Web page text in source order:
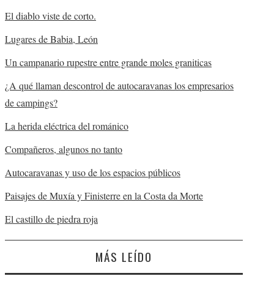
El diablo viste de corto.
Lugares de Babia, León
Un campanario rupestre entre grande moles graniticas
¿A qué llaman descontrol de autocaravanas los empresarios
de campings?
La herida eléctrica del románico
Compañeros, algunos no tanto
Autocaravanas y uso de los espacios públicos
Paisajes de Muxía y Finisterre en la Costa da Morte
El castillo de piedra roja
MÁS LEÍDO